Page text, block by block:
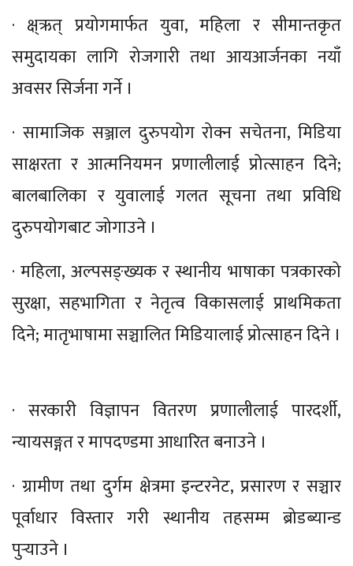
· क्ष्ऋत् प्रयोगमार्फत युवा, महिला र सीमान्तकृत
समुदायका लागि रोजगारी तथा आयआर्जनका नयाँ
अवसर सिर्जना गर्ने ।
· सामाजिक सञ्जाल दुरुपयोग रोक्न सचेतना, मिडिया
साक्षरता र आत्मनियमन प्रणालीलाई प्रोत्साहन दिने;
बालबालिका र युवालाई गलत सूचना तथा प्रविधि
दुरुपयोगबाट जोगाउने ।
· महिला, अल्पसङ्ख्यक र स्थानीय भाषाका पत्रकारको
सुरक्षा, सहभागिता र नेतृत्व विकासलाई प्राथमिकता
दिने; मातृभाषामा सञ्चालित मिडियालाई प्रोत्साहन दिने ।
· सरकारी विज्ञापन वितरण प्रणालीलाई पारदर्शी,
न्यायसङ्गत र मापदण्डमा आधारित बनाउने ।
· ग्रामीण तथा दुर्गम क्षेत्रमा इन्टरनेट, प्रसारण र सञ्चार
पूर्वाधार विस्तार गरी स्थानीय तहसम्म ब्रोडब्यान्ड
पुर्‍याउने ।